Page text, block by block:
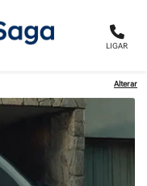
LIGAR
Alterar